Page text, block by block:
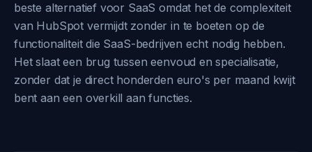
beste alternatief voor SaaS omdat het de complexiteit
van HubSpot vermijdt zonder in te boeten op de
functionaliteit die SaaS-bedrijven echt nodig hebben.
Het slaat een brug tussen eenvoud en specialisatie,
zonder dat je direct honderden euro's per maand kwijt
bent aan een overkill aan functies.